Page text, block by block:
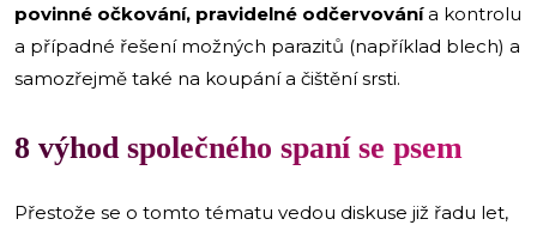
povinné očkování, pravidelné odčervovánía kontrolu
a případné řešení možných parazitů (například blech) a
samozřejmě také na koupání a čištění srsti.
8 výhod společného spaní se psem
Přestože se o tomto tématu vedou diskuse již řadu let,